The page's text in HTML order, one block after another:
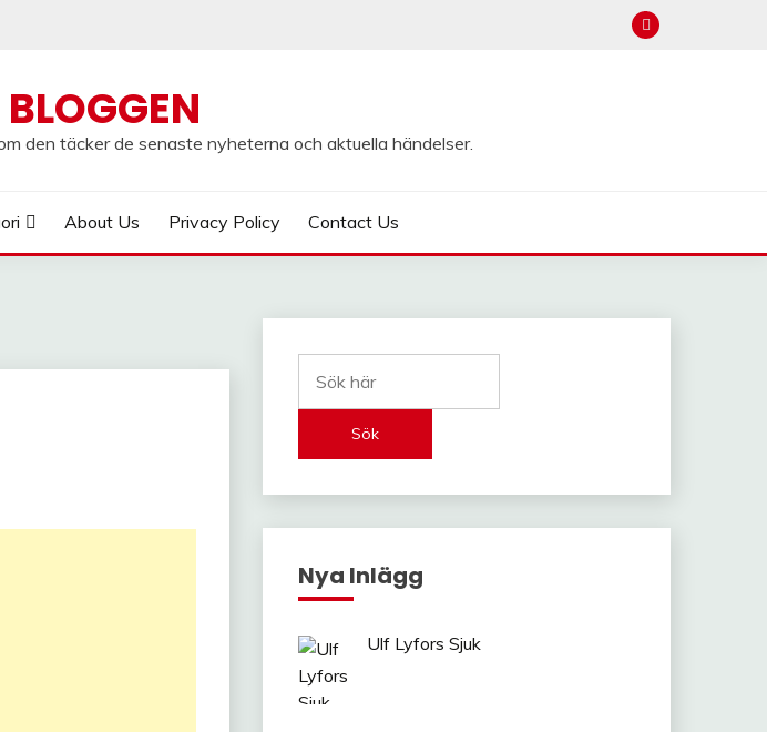
den täcker de senaste nyheterna och aktuella händelser.
About Us Privacy Policy Contact Us
Sök
Nya Inlägg
Ulf Lyfors Sjuk